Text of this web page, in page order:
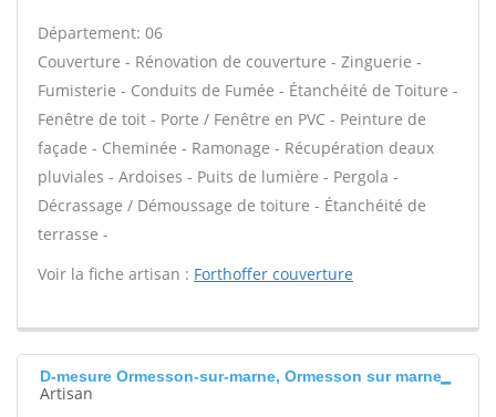
Département: 06
Couverture - Rénovation de couverture - Zinguerie -
Fumisterie - Conduits de Fumée - Étanchéité de Toiture -
Fenêtre de toit - Porte / Fenêtre en PVC - Peinture de
façade - Cheminée - Ramonage - Récupération deaux
pluviales - Ardoises - Puits de lumière - Pergola -
Décrassage / Démoussage de toiture - Étanchéité de
terrasse -
Voir la fiche artisan : Forthoffer couverture
D-mesure Ormesson-sur-marne, Ormesson sur marne
Artisan